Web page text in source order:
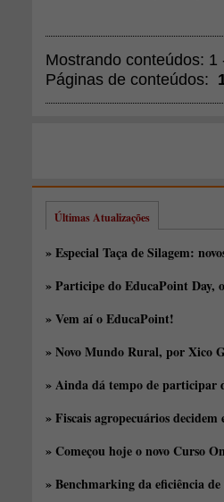
Mostrando conteúdos: 1
Páginas de conteúdos:
Últimas Atualizações
» Especial Taça de Silagem:
» Participe do EducaPoint Day,
» Vem aí o EducaPoint!
» Novo Mundo Rural, por Xico
» Ainda dá tempo de participar
» Fiscais agropecuários
» Começou hoje o novo Curso
» Benchmarking da eficiência